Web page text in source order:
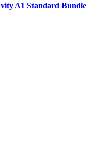
A1 Standard Bundle